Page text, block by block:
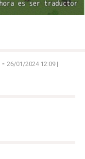
- 26/01/2024 12:09 |